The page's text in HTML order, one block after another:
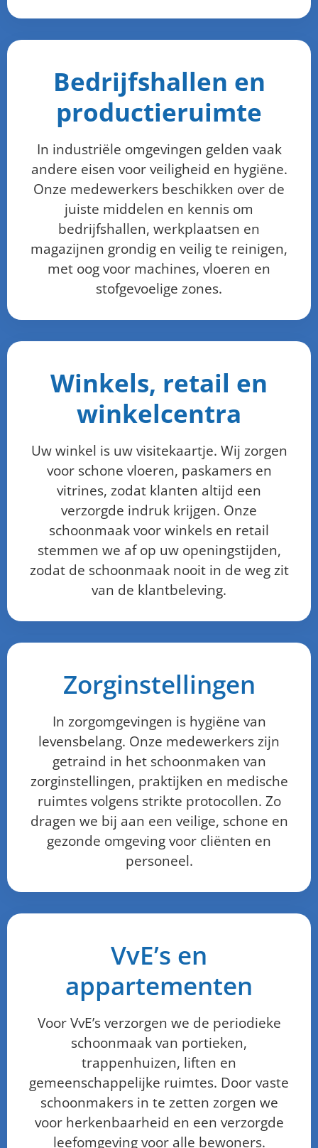
Bedrijfshallen en
productieruimte
In industriële omgevingen gelden vaak
andere eisen voor veiligheid en hygiëne.
Onze medewerkers beschikken over de
juiste middelen en kennis om
bedrijfshallen, werkplaatsen en
magazijnen grondig en veilig te reinigen,
met oog voor machines, vloeren en
stofgevoelige zones.
Winkels, retail en
winkelcentra
Uw winkel is uw visitekaartje. Wij zorgen
voor schone vloeren, paskamers en
vitrines, zodat klanten altijd een
verzorgde indruk krijgen. Onze
schoonmaak voor winkels en retail
stemmen we af op uw openingstijden,
zodat de schoonmaak nooit in de weg zit
van de klantbeleving.
Zorginstellingen
In zorgomgevingen is hygiëne van
levensbelang. Onze medewerkers zijn
getraind in het schoonmaken van
zorginstellingen, praktijken en medische
ruimtes volgens strikte protocollen. Zo
dragen we bij aan een veilige, schone en
gezonde omgeving voor cliënten en
personeel.
VvE’s en
appartementen
Voor VvE’s verzorgen we de periodieke
schoonmaak van portieken,
trappenhuizen, liften en
gemeenschappelijke ruimtes. Door vaste
schoonmakers in te zetten zorgen we
voor herkenbaarheid en een verzorgde
leefomgeving voor alle bewoners.